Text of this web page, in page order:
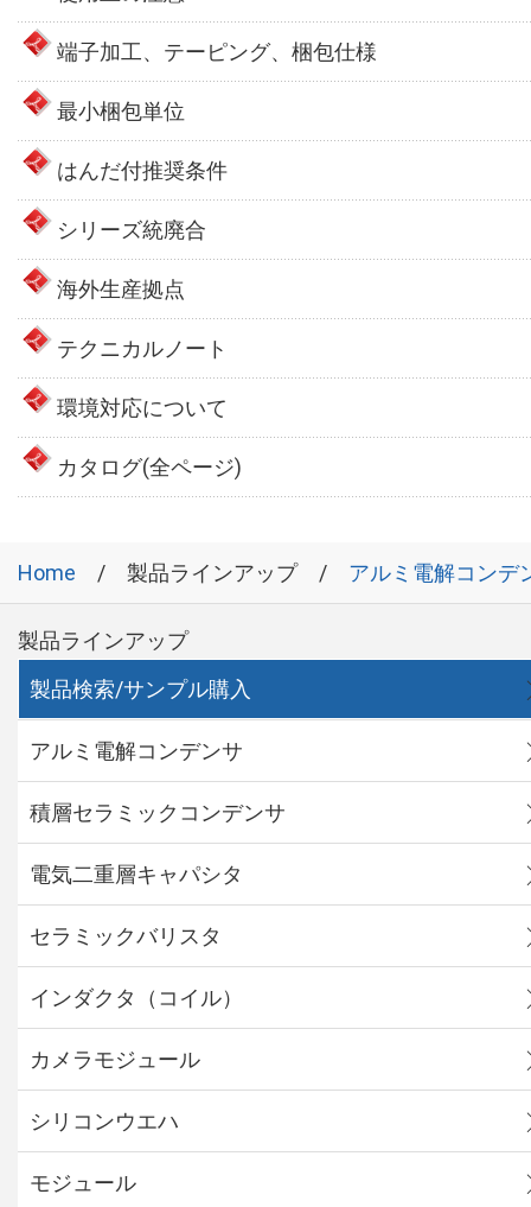
端子加工、テーピング、梱包仕様
最小梱包単位
はんだ付推奨条件
シリーズ統廃合
海外生産拠点
テクニカルノート
環境対応について
カタログ(全ページ)
Home 製品ラインアップ アルミ電解コンデ
製品ラインアップ
製品検索/サンプル購入
アルミ電解コンデンサ
積層セラミックコンデンサ
電気二重層キャパシタ
セラミックバリスタ
インダクタ（コイル）
カメラモジュール
シリコンウエハ
モジュール